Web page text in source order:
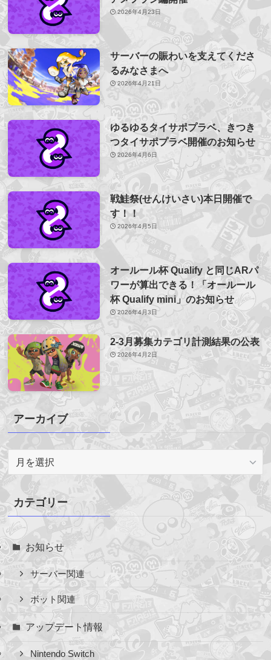
2026年4月23日
サーバーの賑わいを支えてくださ
るみなさまへ
2026年4月21日
ゆるゆるタイサポプラベ、きつき
つタイサポプラベ開催のお知らせ
2026年4月6日
戦鮭祭(せんけいさい)本日開催で
す！！
2026年4月5日
オールール杯 Qualify と同じARパ
ワーが算出できる！「オールール
杯 Qualify mini」のお知らせ
2026年4月3日
2-3月募集カテゴリ計測結果の公表
2026年4月2日
アーカイブ
ア
ー
イ
ブ
カテゴリー
お知らせ
サーバー関連
ボット関連
アップデート情報
Nintendo Switch